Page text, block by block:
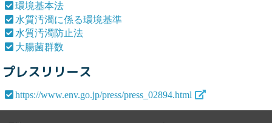
環境基本法
水質汚濁に係る環境基準
水質汚濁防止法
大腸菌群数
プレスリリース
https://www.env.go.jp/press/press_02894.html